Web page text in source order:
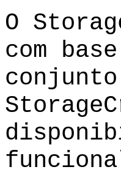
O
com